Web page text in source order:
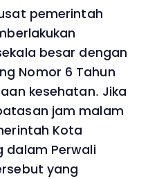
pemerintah
besar dengan
Nomor 6 Tahun
kesehatan. Jika
jam malam
Kota
dalam Perwali
yang